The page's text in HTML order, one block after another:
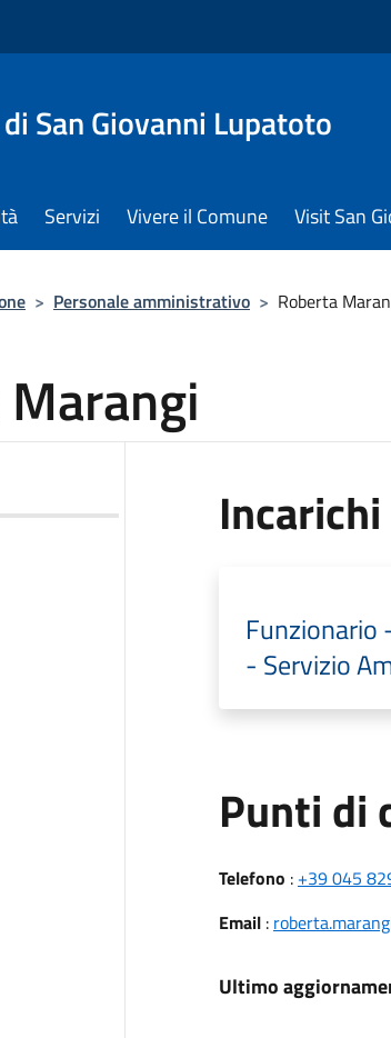
San Giovanni Lupatoto
Servizi Vivere il Comune Visit San
> Personale amministrativo > Roberta
Incarichi
Funzionario
- Servizio
Punti di
Telefono : +39 045
Email:
Ultimo